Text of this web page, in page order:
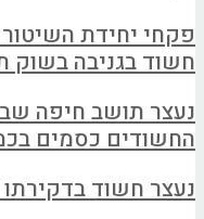
פקחי יחידת השיטור
חשוד בגניבה בשוק
נעצר תושב חיפה
החשודים כסמים
נעצר חשוד בדקירתו של